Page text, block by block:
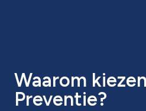
Waarom
Preventie?